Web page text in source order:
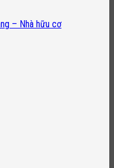
– Nhà hữu cơ